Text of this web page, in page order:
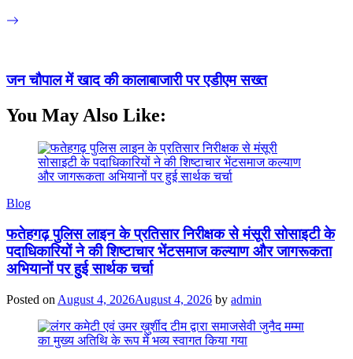
जन चौपाल में खाद की कालाबाजारी पर एडीएम सख्त
You May Also Like:
Blog
फतेहगढ़ पुलिस लाइन के प्रतिसार निरीक्षक से मंसूरी सोसाइटी के
पदाधिकारियों ने की शिष्टाचार भेंटसमाज कल्याण और जागरूकता
अभियानों पर हुई सार्थक चर्चा
Posted on August 4, 2026August 4, 2026 by admin